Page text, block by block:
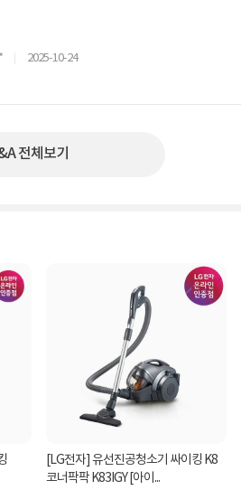
2025-10-24
전체보기
[LG전자] 유선진공청소기 싸이킹 K8
코너팍팍 K83IGY [아이...